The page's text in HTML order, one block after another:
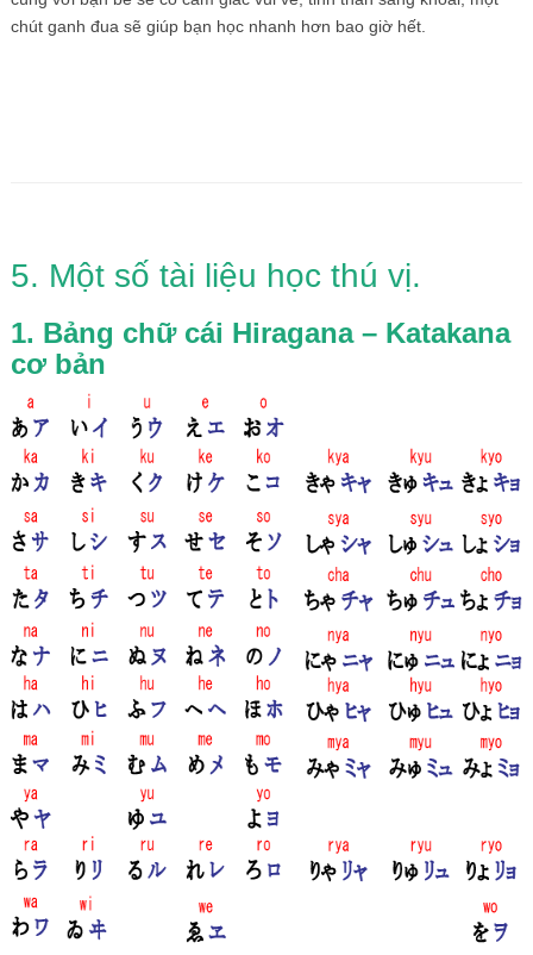
chút ganh đua sẽ giúp bạn học nhanh hơn bao giờ hết.
5. Một số tài liệu học thú vị.
1. Bảng chữ cái Hiragana – Katakana
cơ bản